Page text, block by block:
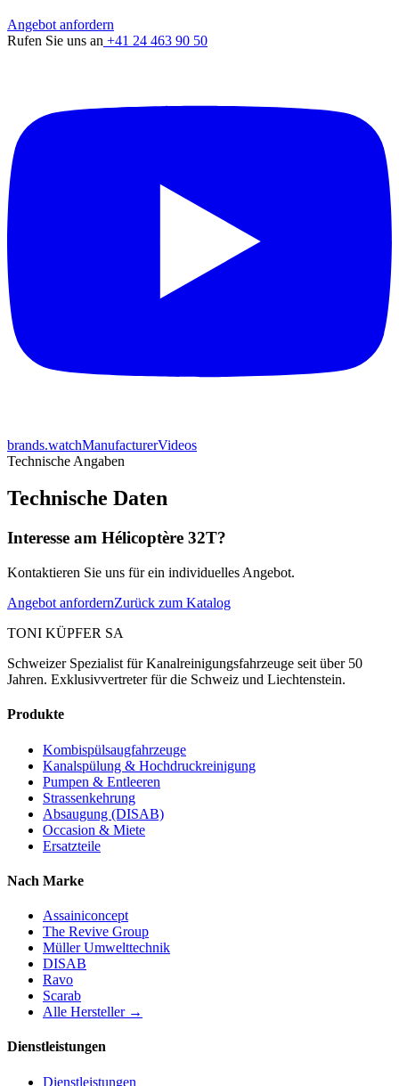
Angebot anfordern
Rufen Sie uns an +41 24 463 90 50
brands.watchManufacturerVideos
Technische Angaben
Technische Daten
Interesse am Hélicoptère 32T?
Kontaktieren Sie uns für ein individuelles Angebot.
Angebot anfordernZurück zum Katalog
TONI KÜPFER SA
Schweizer Spezialist für Kanalreinigungsfahrzeuge seit über 50
Jahren. Exklusivvertreter für die Schweiz und Liechtenstein.
Produkte
Kombispülsaugfahrzeuge
Kanalspülung & Hochdruckreinigung
Pumpen & Entleeren
Strassenkehrung
Absaugung (DISAB)
Occasion & Miete
Ersatzteile
Nach Marke
Assainiconcept
The Revive Group
Müller Umwelttechnik
DISAB
Ravo
Scarab
Alle Hersteller →
Dienstleistungen
Dienstleistungen